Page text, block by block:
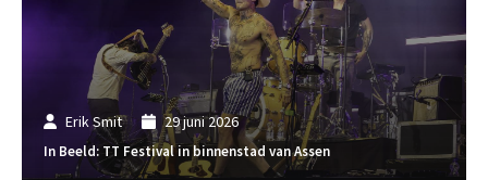
Erik Smit 29 juni 2026
In Beeld: TT Festival in binnenstad van Assen